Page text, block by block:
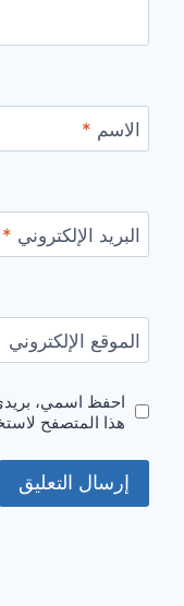
الاسم *
البريد الإلكتروني *
الموقع الإلكتروني
احفظ اسمي، بريدي
هذا المتصفح